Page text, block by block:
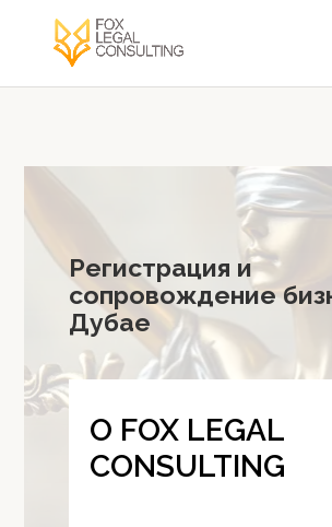
Регистрация и
сопровождение
Дубае
O FOX LEGAL
CONSULTING